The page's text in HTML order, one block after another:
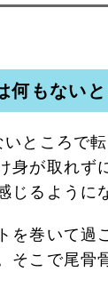
何もない
いところで
身が取れず
じるように
を巻いて
そこで尾骨